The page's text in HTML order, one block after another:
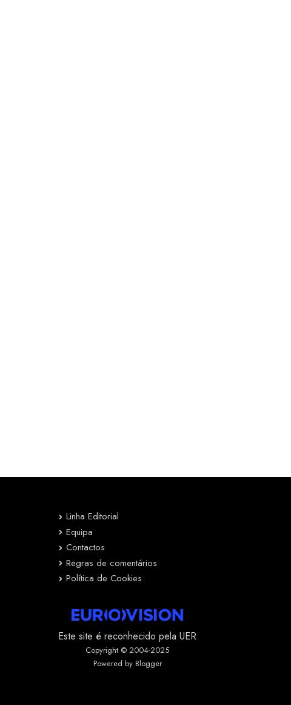
Linha Editorial
Equipa
Contactos
Regras de comentários
Política de Cookies
Este site é reconhecido pela UER
Copyright © 2004-2025
Powered by Blogger